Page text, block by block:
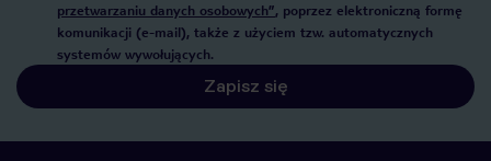
przetwarzaniu danych osobowych”, poprzez elektroniczną formę
komunikacji (e-mail), także z użyciem tzw. automatycznych
systemów wywołujących.
Zapisz się